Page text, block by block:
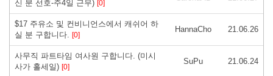
신 분 선호-주4일 근무) [0]
$17 주유소 및 컨비니언스에서 캐쉬어 하
실 분 구합니다. [0]
HannaCho 21.06.26
사무직 파트타임 여사원 구합니다. (미시
사가 홀세일) [0]
SuPu 21.06.24